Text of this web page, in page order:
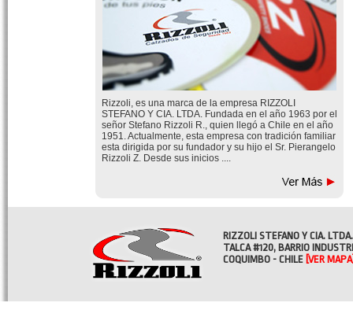
Rizzoli, es una marca de la empresa RIZZOLI
STEFANO Y CIA. LTDA. Fundada en el año 1963 por el
señor Stefano Rizzoli R., quien llegó a Chile en el año
1951. Actualmente, esta empresa con tradición familiar
esta dirigida por su fundador y su hijo el Sr. Pierangelo
Rizzoli Z. Desde sus inicios ....
RIZZOLI STEFANO Y CIA. LTDA.
TALCA #120, BARRIO
COQUIMBO - CHILE [VER